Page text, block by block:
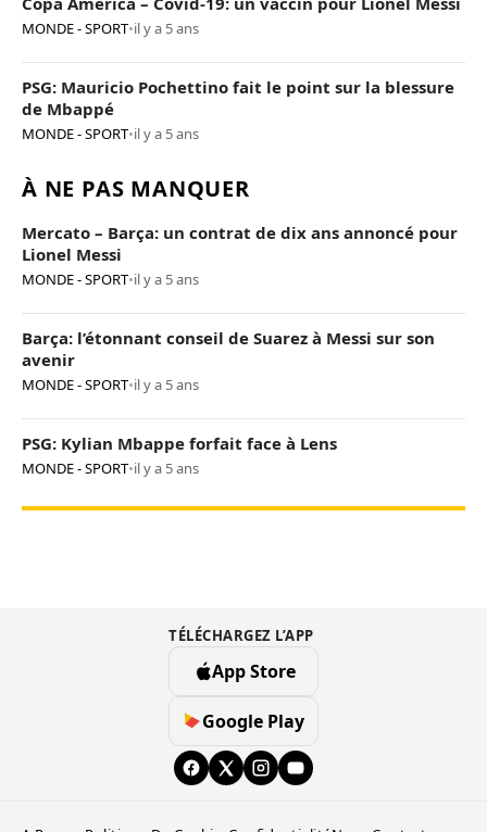
MONDE - SPORT•il y a 5 ans
PSG: Mauricio Pochettino fait le point sur la blessure
de Mbappé
MONDE - SPORT•il y a 5 ans
À NE PAS MANQUER
Mercato – Barça: un contrat de dix ans annoncé pour
Lionel Messi
MONDE - SPORT•il y a 5 ans
Barça: l’étonnant conseil de Suarez à Messi sur son
avenir
MONDE - SPORT•il y a 5 ans
PSG: Kylian Mbappe forfait face à Lens
MONDE - SPORT•il y a 5 ans
TÉLÉCHARGEZ L’APP
App Store
Google Play